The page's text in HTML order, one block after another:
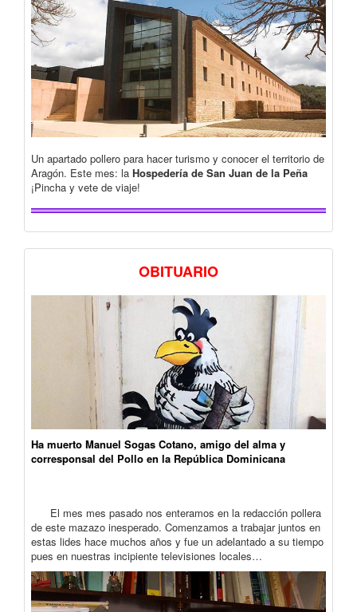
Un apartado pollero para hacer turismo y conocer el territorio de
Aragón. Este mes: la Hospedería de San Juan de la Peña
¡Pincha y vete de viaje!
OBITUARIO
Ha muerto Manuel Sogas Cotano, amigo del alma y
corresponsal del Pollo en la República Dominicana
El mes mes pasado nos enteramos en la redacción pollera
de este mazazo inesperado. Comenzamos a trabajar juntos en
estas lides hace muchos años y fue un adelantado a su tiempo
pues en nuestras incipiente televisiones locales…